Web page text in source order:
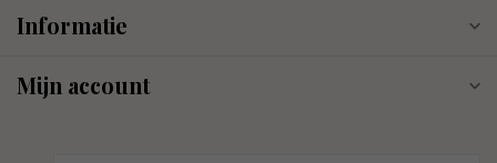
Informatie
Mijn account